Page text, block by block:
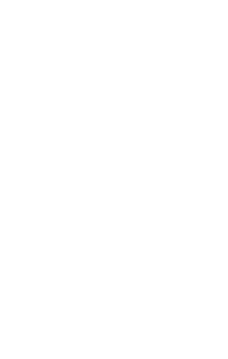
datos. Puedes consultar